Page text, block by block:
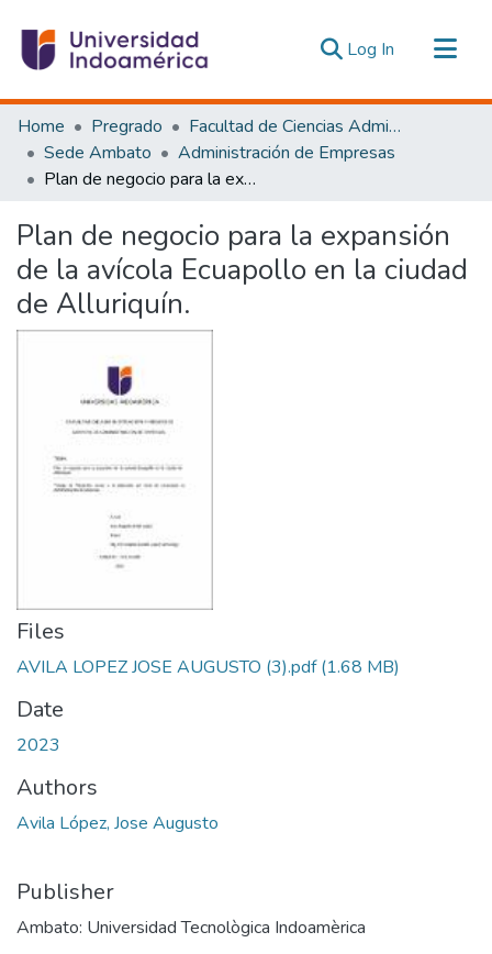
Log In (current)
Communities & Collections
All of DSpace
Statistics
Home Pregrado
Facultad de Ciencias Administrativas y Económicas
Sede Ambato
Administración de Empresas
Plan de negocio para la expansión de la avícola Ecuapollo en la ciudad de Alluriquín.
Plan de negocio para la expansión
de la avícola Ecuapollo en la ciudad
de Alluriquín.
Files
AVILA LOPEZ JOSE AUGUSTO (3).pdf(1.68 MB)
Date
2023
Authors
Avila López, Jose Augusto
Publisher
Ambato: Universidad Tecnològica Indoamèrica